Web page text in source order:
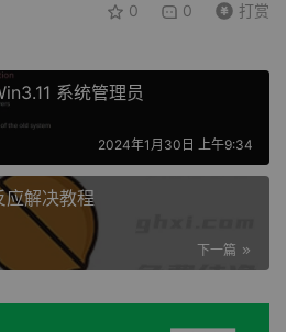
0 0 打赏
系统管理员
2024年1月30日 上午9:34
解决教程
下一篇